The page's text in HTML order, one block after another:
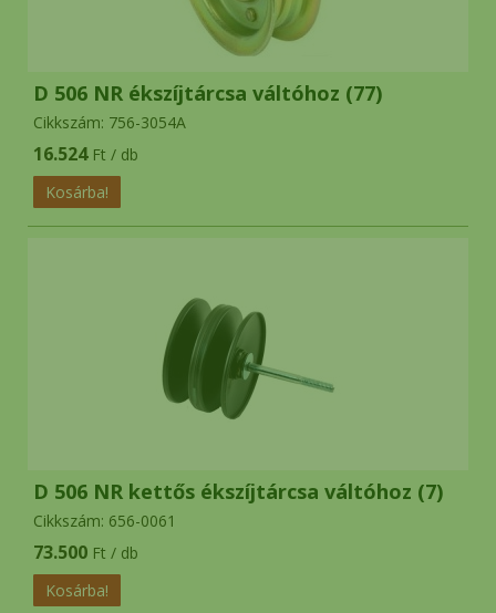
D 506 NR ékszíjtárcsa váltóhoz (77)
Cikkszám: 756-3054A
16.524Ft / db
D 506 NR kettős ékszíjtárcsa váltóhoz (7)
Cikkszám: 656-0061
73.500 Ft / db